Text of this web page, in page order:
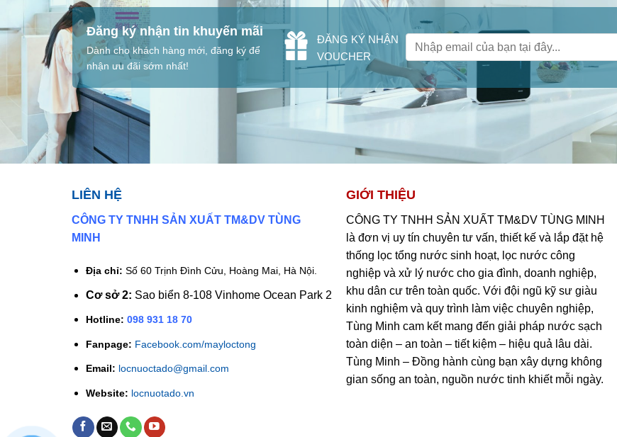
Đăng ký nhận tin khuyến mãi
Dành cho khách hàng mới, đăng ký để
nhận ưu đãi sớm nhất!
ĐĂNG KÝ NHẬN
VOUCHER
LIÊN HỆ
CÔNG TY TNHH SẢN XUẤT TM&DV TÙNG
MINH
Địa chỉ: Số 60 Trịnh Đình Cửu, Hoàng Mai, Hà Nội.
Cơ sở 2: Sao biển 8-108 Vinhome Ocean Park 2
Hotline:098 931 18 70
Fanpage: Facebook.com/mayloctong
Email: locnuoctado@gmail.com
Website: locnuotado.vn
GIỚI THIỆU
CÔNG TY TNHH SẢN XUẤT TM&DV TÙNG MINH
là đơn vị uy tín chuyên tư vấn, thiết kế và lắp đặt hệ
thống lọc tổng nước sinh hoạt, lọc nước công
nghiệp và xử lý nước cho gia đình, doanh nghiệp,
khu dân cư trên toàn quốc. Với đội ngũ kỹ sư giàu
kinh nghiệm và quy trình làm việc chuyên nghiệp,
Tùng Minh cam kết mang đến giải pháp nước sạch
toàn diện – an toàn – tiết kiệm – hiệu quả lâu dài.
Tùng Minh – Đồng hành cùng bạn xây dựng không
gian sống an toàn, nguồn nước tinh khiết mỗi ngày.